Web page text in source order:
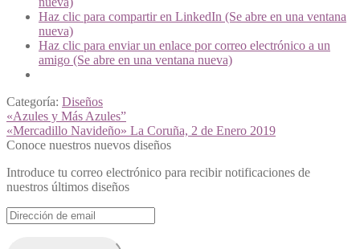
Haz clic para compartir en LinkedIn (Se abre en una ventana
nueva)
Haz clic para enviar un enlace por correo electrónico a un
amigo (Se abre en una ventana nueva)
Categoría: Diseños
Navegación
de
Anterior:
«Azules y Más Azules”
Siguiente:
«Mercadillo Navideño» La Coruña, 2 de Enero 2019
Conoce nuestros nuevos diseños
Introduce tu correo electrónico para recibir notificaciones de
nuestros últimos diseños
Dirección
de